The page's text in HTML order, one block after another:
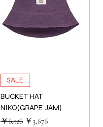
SALE
BUCKET HAT
NIKO(GRAPE JAM)
通常価格
￥6,126 セール価格
￥3,676